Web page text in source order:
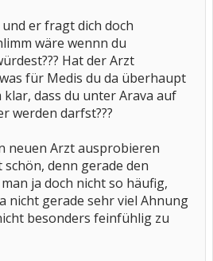
er fragt dich doch
wäre wennn du
Hat der Arzt
für Medis du da überhaupt
klar, dass du unter Arava auf
werden darfst???
neuen Arzt ausprobieren
denn gerade den
ja doch nicht so häufig,
nicht gerade sehr viel Ahnung
besonders feinfühlig zu